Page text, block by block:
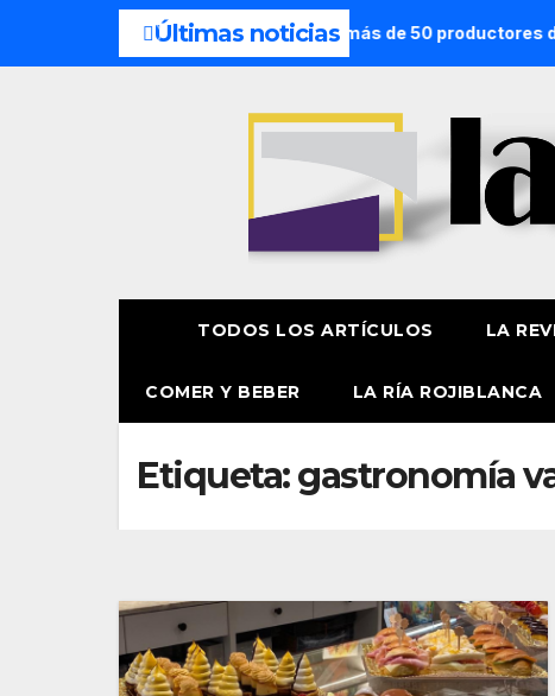
Últimas noticias
de San Lorenzo de Getxo reunirá a más de 50 productores del
TODOS LOS ARTÍCULOS LA
COMER Y BEBER LA RÍA ROJIBLANCA
Etiqueta:gastronomía